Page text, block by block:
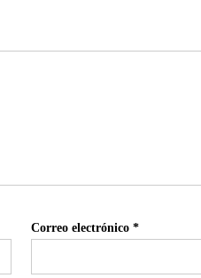
Correo electrónico*